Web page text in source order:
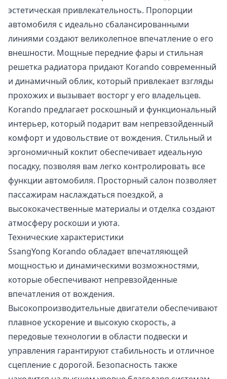
эстетическая привлекательность. Пропорции
автомобиля с идеально сбалансированными
линиями создают великолепное впечатление о его
внешности. Мощные передние фары и стильная
решетка радиатора придают Korando современный
и динамичный облик, который привлекает взгляды
прохожих и вызывает восторг у его владельцев.
Korando предлагает роскошный и функциональный
интерьер, который подарит вам непревзойденный
комфорт и удовольствие от вождения. Стильный и
эргономичный кокпит обеспечивает идеальную
посадку, позволяя вам легко контролировать все
функции автомобиля. Просторный салон позволяет
пассажирам наслаждаться поездкой, а
высококачественные материалы и отделка создают
атмосферу роскоши и уюта.
Технические характеристики
SsangYong Korando обладает впечатляющей
мощностью и динамическими возможностями,
которые обеспечивают непревзойденные
впечатления от вождения.
Высокопроизводительные двигатели обеспечивают
плавное ускорение и высокую скорость, а
передовые технологии в области подвески и
управления гарантируют стабильность и отличное
сцепление с дорогой. Безопасность также